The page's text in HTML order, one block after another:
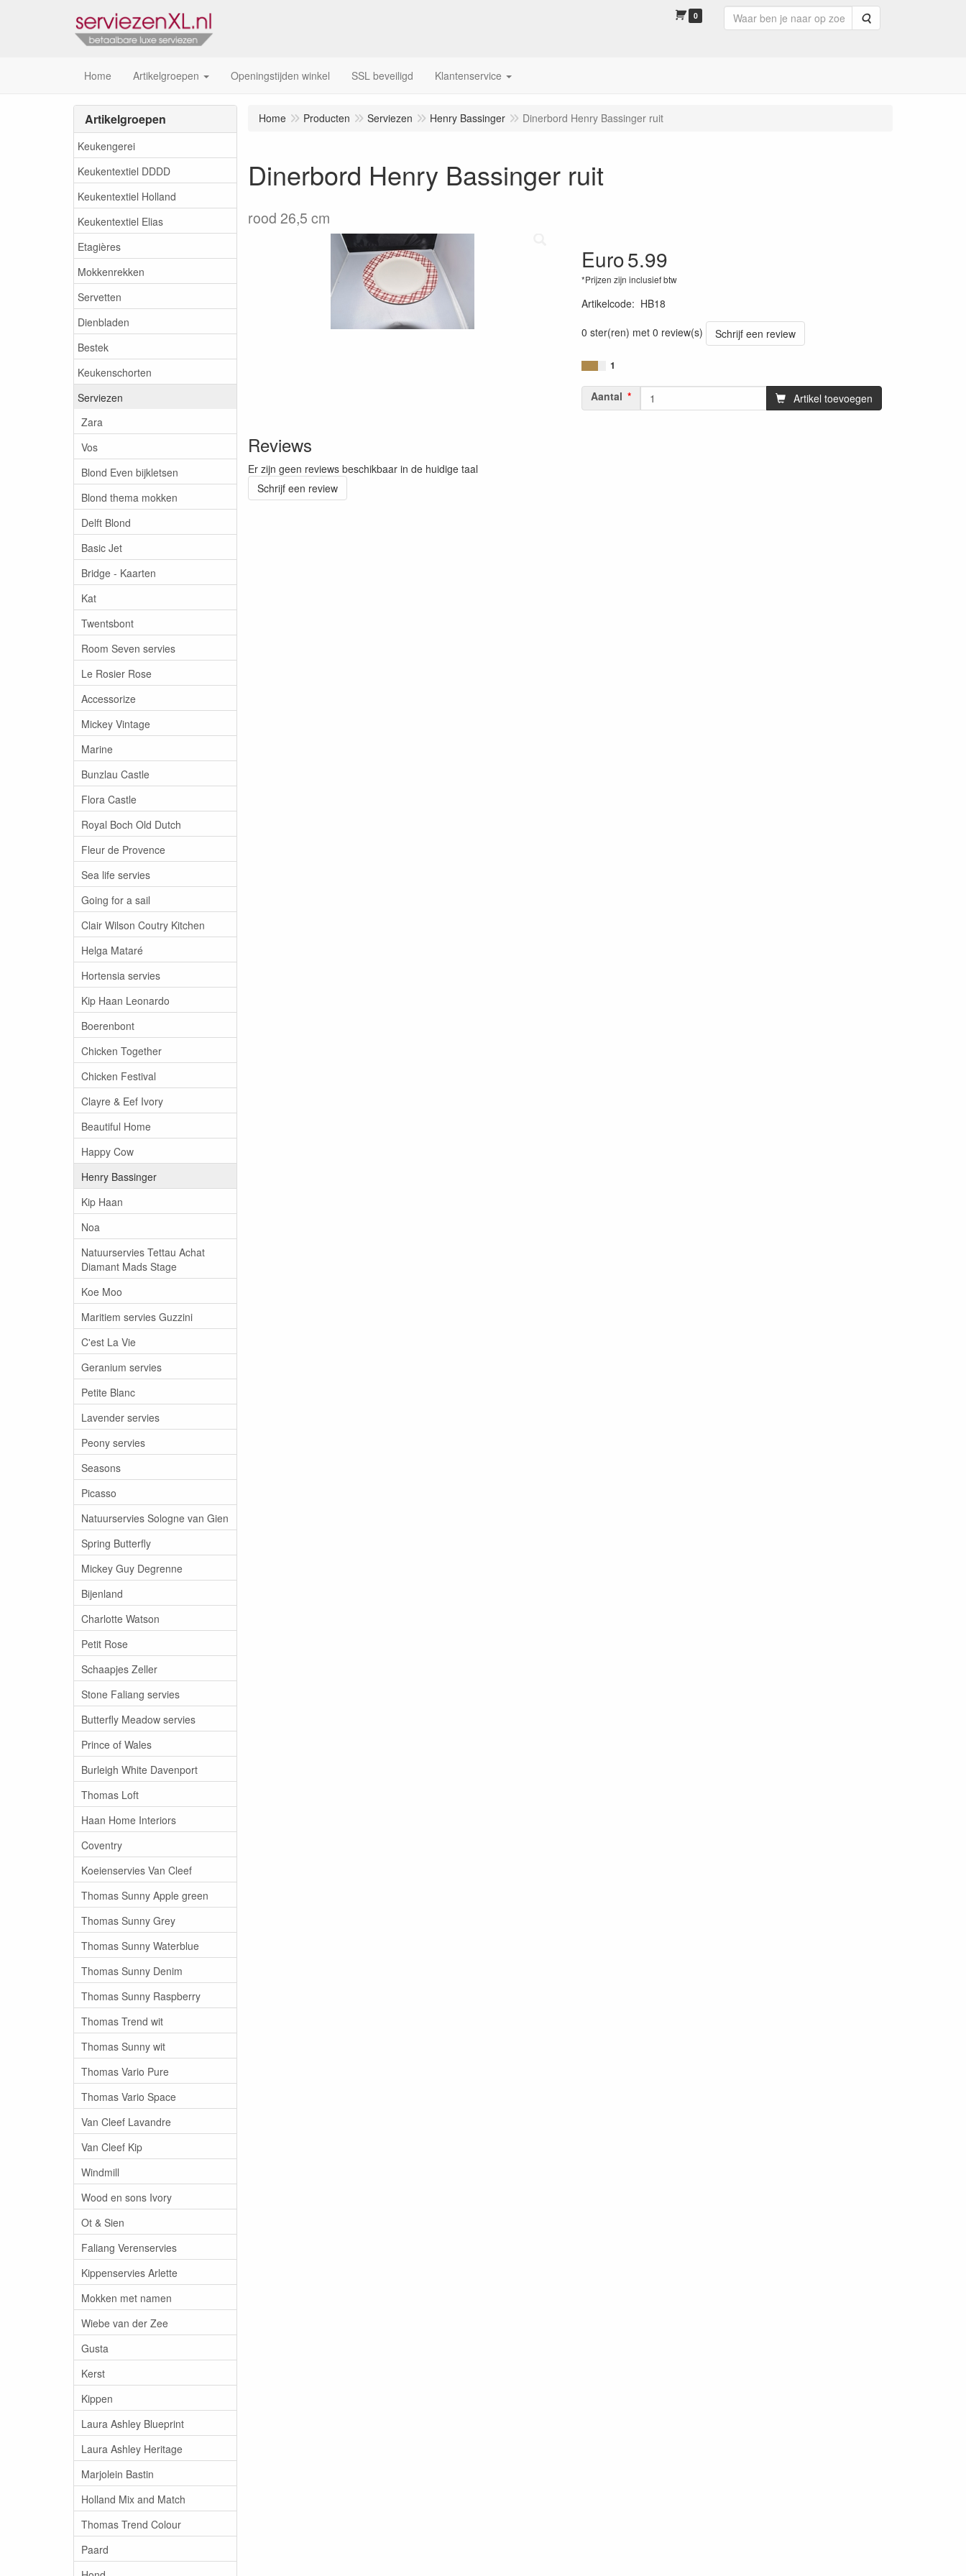
0 Zoeken
Home Artikelgroepen Openingstijden winkel SSL beveiligd Klantenservice
Artikelgroepen
Keukengerei
Keukentextiel DDDD
Keukentextiel Holland
Keukentextiel Elias
Etagières
Mokkenrekken
Servetten
Dienbladen
Bestek
Keukenschorten
Serviezen
Zara
Vos
Blond Even bijkletsen
Blond thema mokken
Delft Blond
Basic Jet
Bridge - Kaarten
Kat
Twentsbont
Room Seven servies
Le Rosier Rose
Accessorize
Mickey Vintage
Marine
Bunzlau Castle
Flora Castle
Royal Boch Old Dutch
Fleur de Provence
Sea life servies
Going for a sail
Clair Wilson Coutry Kitchen
Helga Mataré
Hortensia servies
Kip Haan Leonardo
Boerenbont
Chicken Together
Chicken Festival
Clayre & Eef Ivory
Beautiful Home
Happy Cow
Henry Bassinger
Kip Haan
Noa
Natuurservies Tettau Achat
Diamant Mads Stage
Koe Moo
Maritiem servies Guzzini
C'est La Vie
Geranium servies
Petite Blanc
Lavender servies
Peony servies
Seasons
Picasso
Natuurservies Sologne van Gien
Spring Butterfly
Mickey Guy Degrenne
Bijenland
Charlotte Watson
Petit Rose
Schaapjes Zeller
Stone Faliang servies
Butterfly Meadow servies
Prince of Wales
Burleigh White Davenport
Thomas Loft
Haan Home Interiors
Coventry
Koeienservies Van Cleef
Thomas Sunny Apple green
Thomas Sunny Grey
Thomas Sunny Waterblue
Thomas Sunny Denim
Thomas Sunny Raspberry
Thomas Trend wit
Thomas Sunny wit
Thomas Vario Pure
Thomas Vario Space
Van Cleef Lavandre
Van Cleef Kip
Windmill
Wood en sons Ivory
Ot & Sien
Faliang Verenservies
Kippenservies Arlette
Mokken met namen
Wiebe van der Zee
Gusta
Kerst
Kippen
Laura Ashley Blueprint
Laura Ashley Heritage
Marjolein Bastin
Holland Mix and Match
Thomas Trend Colour
Paard
Home Producten Serviezen Henry Bassinger Dinerbord Henry Bassinger ruit
Dinerbord Henry Bassinger ruit
rood 26,5 cm
Euro5.99
*Prijzen zijn inclusief btw
Artikelcode: HB18
0 ster(ren) met 0 review(s)
Schrijf een review
1
Aantal Artikel toevoegen
Reviews
Er zijn geen reviews beschikbaar in de huidige taal
Schrijf een review